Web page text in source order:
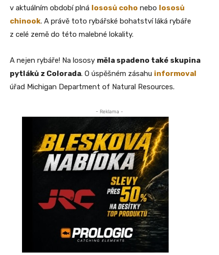
v aktuálním období plná lososů coho nebo
lososů
chinook. A právě toto rybářské bohatství láká rybáře
z celé země do této malebné lokality.
A nejen rybáře! Na lososy měla spadeno také skupina
pytláků z Colorada. O úspěšném zásahu informoval
úřad Michigan Department of Natural Resources.
- Reklama -